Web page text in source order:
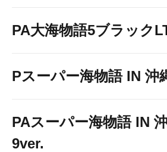
PA大海物語5ブラック
Pスーパー海物語 IN 沖
PAスーパー海物語 IN
9ver.